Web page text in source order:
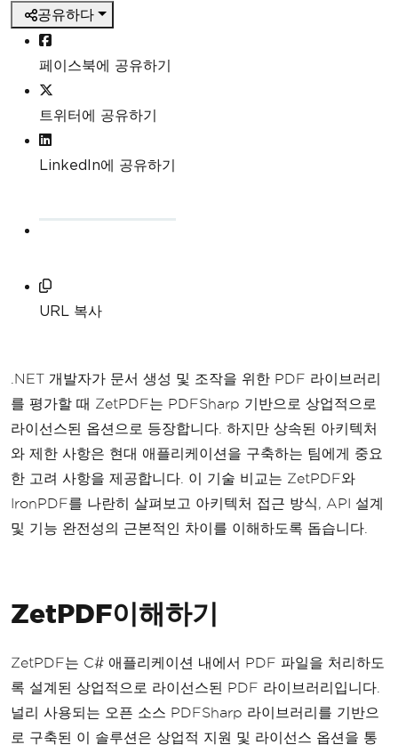
공유하다
페이스북에 공유하기
트위터에 공유하기
LinkedIn에 공유하기
URL 복사
.NET 개발자가 문서 생성 및 조작을 위한 PDF 라이브러리
를 평가할 때 ZetPDF는 PDFSharp 기반으로 상업적으로
라이선스된 옵션으로 등장합니다. 하지만 상속된 아키텍처
와 제한 사항은 현대 애플리케이션을 구축하는 팀에게 중요
한 고려 사항을 제공합니다. 이 기술 비교는 ZetPDF와
IronPDF를 나란히 살펴보고 아키텍처 접근 방식, API 설계
및 기능 완전성의 근본적인 차이를 이해하도록 돕습니다.
ZetPDF이해하기
ZetPDF는 C# 애플리케이션 내에서 PDF 파일을 처리하도
록 설계된 상업적으로 라이선스된 PDF 라이브러리입니다.
널리 사용되는 오픈 소스 PDFSharp 라이브러리를 기반으
로 구축된 이 솔루션은 상업적 지원 및 라이선스 옵션을 통